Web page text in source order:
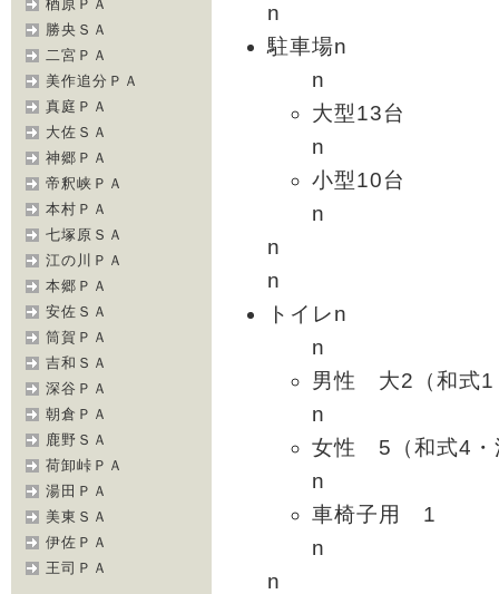
楢原ＰＡ
勝央ＳＡ
二宮ＰＡ
美作追分ＰＡ
真庭ＰＡ
大佐ＳＡ
神郷ＰＡ
帝釈峡ＰＡ
本村ＰＡ
七塚原ＳＡ
江の川ＰＡ
本郷ＰＡ
安佐ＳＡ
筒賀ＰＡ
吉和ＳＡ
深谷ＰＡ
朝倉ＰＡ
鹿野ＳＡ
荷卸峠ＰＡ
湯田ＰＡ
美東ＳＡ
伊佐ＰＡ
王司ＰＡ
n
駐車場n
n
大型13台
n
小型10台
n
n
n
トイレn
n
男性 大2（和式1
n
女性 5（和式4・
n
車椅子用 1
n
n